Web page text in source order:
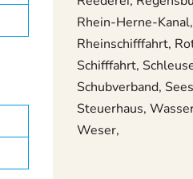
Rhein-Herne-Kanal,
Rheinschifffahrt,
Schifffahrt,
Schubverband,
Steuerhaus,
Weser,